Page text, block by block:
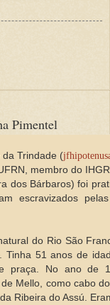
Pimentel
Trindade (
membro do
dos Bárbaros) foi
escravizados
do Rio São
Tinha 51 anos de
praça. No ano de
Mello, como cabo
Ribeira do Assú.